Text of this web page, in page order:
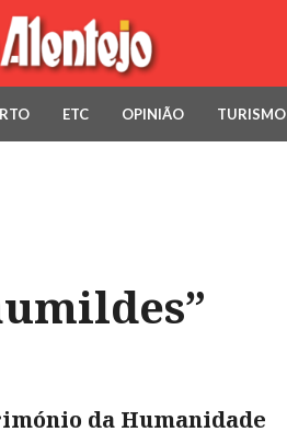
ETC OPINIÃO TURISMO
da Humanidade